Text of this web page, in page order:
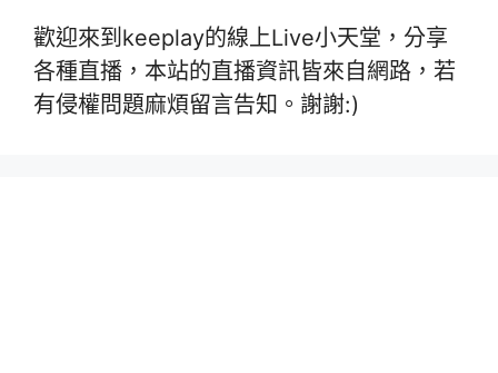
歡迎來到keeplay的線上Live小天堂，分享
各種直播，本站的直播資訊皆來自網路，若
有侵權問題麻煩留言告知。謝謝:)